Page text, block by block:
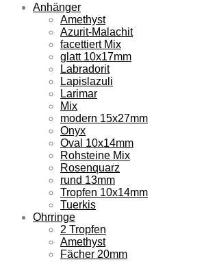
Anhänger
Amethyst
Azurit-Malachit
facettiert Mix
glatt 10x17mm
Labradorit
Lapislazuli
Larimar
Mix
modern 15x27mm
Onyx
Oval 10x14mm
Rohsteine Mix
Rosenquarz
rund 13mm
Tropfen 10x14mm
Tuerkis
Ohrringe
2 Tropfen
Amethyst
Fächer 20mm